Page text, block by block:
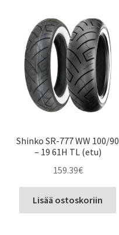
Shinko SR-777 WW 100/90
– 19 61H TL (etu)
159.39€
Lisää ostoskoriin